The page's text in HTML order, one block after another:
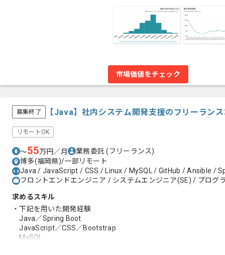
市場価値をチェック
募集終了 【Java】社内システム開発支援のフリーラン
リモートOK
〜55万円／月 業務委託(フリーランス)
博多(福岡県)/一部リモート
Java / JavaScript / CSS / Linux / MySQL / GitHub / Ansible /
フロントエンドエンジニア / システムエンジニア(SE) / プログ
求めるスキル
・下記を用いた開発経験
Java／Spring Boot
JavaScript／CSS／Bootstrap
MySQL